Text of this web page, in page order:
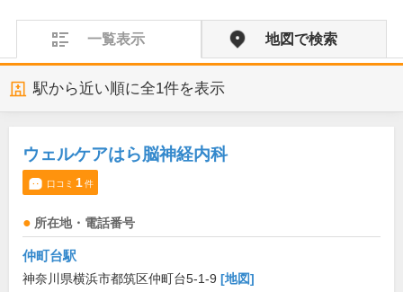
一覧表示 地図で検索
駅から近い順に全1件を表示
ウェルケアはら脳神経内科
口コミ 1件
所在地・電話番号
仲町台駅
神奈川県横浜市都筑区仲町台5-1-9 [地図]